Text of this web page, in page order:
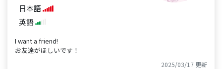
日本語
英語
I want a friend!
お友達がほしいです！
2025/03/17 更新